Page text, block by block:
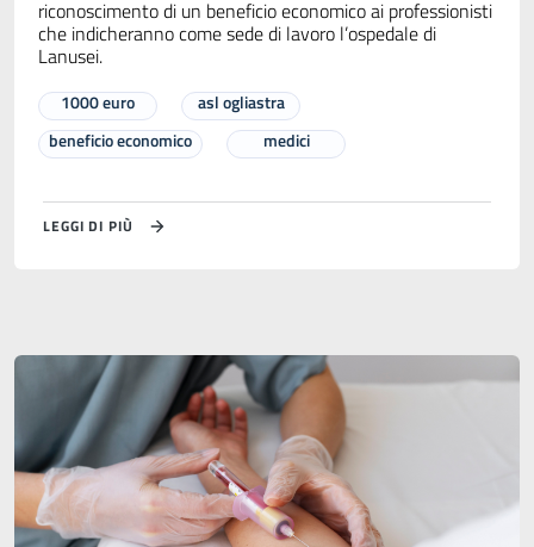
riconoscimento di un beneficio economico ai professionisti
che indicheranno come sede di lavoro l’ospedale di
Lanusei.
1000 euro
asl ogliastra
beneficio economico
medici
LEGGI DI PIÙ